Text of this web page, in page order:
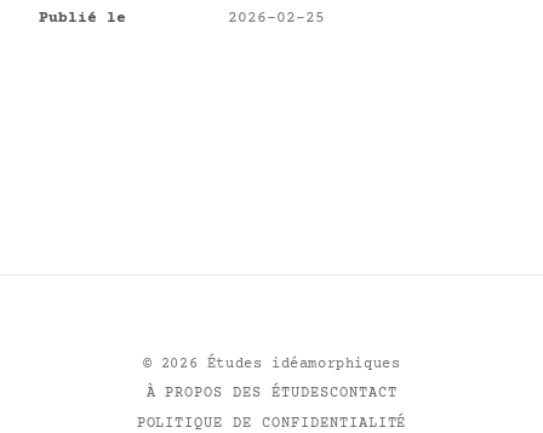
Publié le
2026-02-25
© 2026 Études idéamorphiques
À PROPOS DES ÉTUDESCONTACT
POLITIQUE DE CONFIDENTIALITÉ